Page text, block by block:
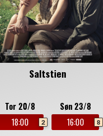
Saltstien
Tor 20/8
18:00
2
Søn 23/8
16:00
8